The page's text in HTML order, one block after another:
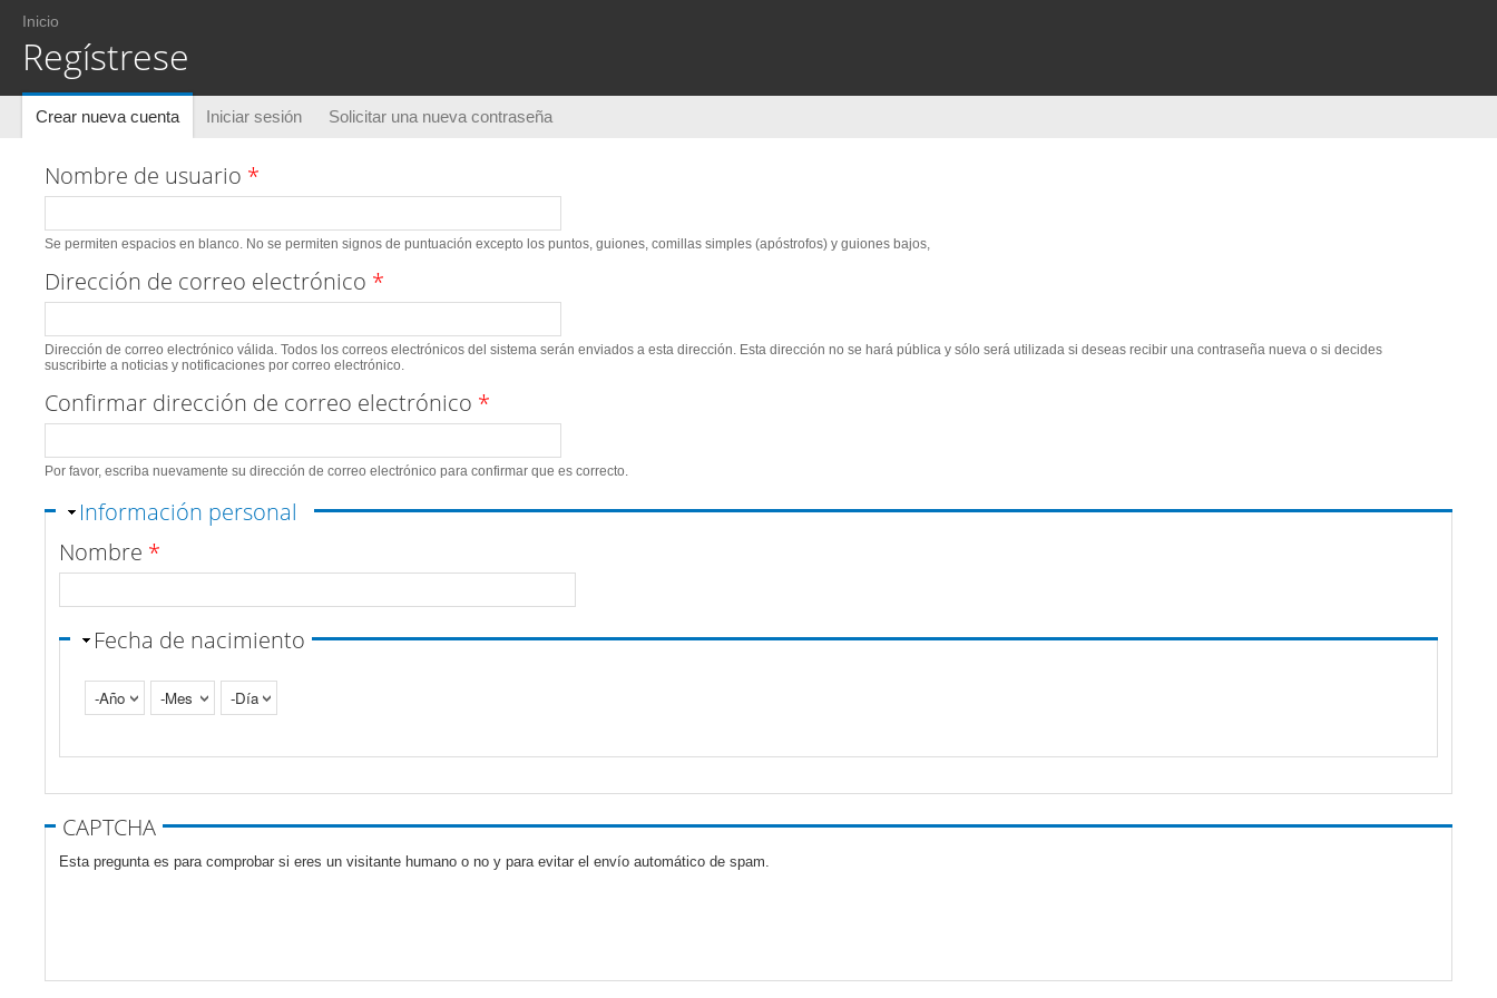
Usted está aquí
Inicio
Regístrese
Solapas principales
Crear nueva cuenta (solapa activa)
Iniciar sesión Solicitar una nueva contraseña
Nombre de usuario *
Se permiten espacios en blanco. No se permiten signos de puntuación excepto los puntos, guiones, comillas simples (apóstrofos) y guiones bajos,
Dirección de correo electrónico *
Dirección de correo electrónico válida. Todos los correos electrónicos del sistema serán enviados a esta dirección. Esta dirección no se hará pública y sólo será utilizada si deseas recibir una contraseña nueva o si decides
suscribirte a noticias y notificaciones por correo electrónico.
Confirmar dirección de correo electrónico *
Por favor, escriba nuevamente su dirección de correo electrónico para confirmar que es correcto.
Ocultar
Información personal
Nombre *
Fecha de nacimiento
Año
Mes Día
Pestañas verticales
CAPTCHA
Esta pregunta es para comprobar si eres un visitante humano o no y para evitar el envío automático de spam.